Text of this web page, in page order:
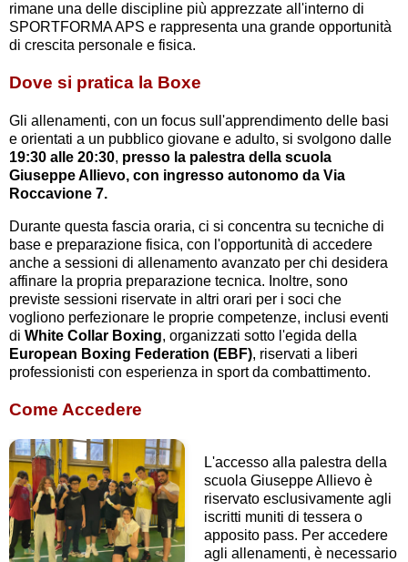
rimane una delle discipline più apprezzate all'interno di
SPORTFORMA APS e rappresenta una grande opportunità
di crescita personale e fisica.
Dove si pratica la Boxe
Gli allenamenti, con un focus sull'apprendimento delle basi
e orientati a un pubblico giovane e adulto, si svolgono dalle
19:30 alle 20:30, presso la palestra della scuola
Giuseppe Allievo, con ingresso autonomo da Via
Roccavione 7.
Durante questa fascia oraria, ci si concentra su tecniche di
base e preparazione fisica, con l'opportunità di accedere
anche a sessioni di allenamento avanzato per chi desidera
affinare la propria preparazione tecnica. Inoltre, sono
previste sessioni riservate in altri orari per i soci che
vogliono perfezionare le proprie competenze, inclusi eventi
di White Collar Boxing, organizzati sotto l'egida della
European Boxing Federation (EBF), riservati a liberi
professionisti con esperienza in sport da combattimento.
Come Accedere
L'accesso alla palestra della
scuola Giuseppe Allievo è
riservato esclusivamente agli
iscritti muniti di tessera o
apposito pass. Per accedere
agli allenamenti, è necessario